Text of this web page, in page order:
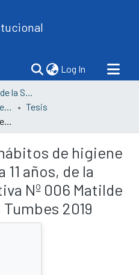
Log In (current)
Facultad de Ciencias de la Salud
Escuela Profesional de Enfermería
Tesis
Conocimientos y hábitos de higiene oral en niños de 9 a 11 años, de la institución educativa Nº 006 Matilde Avalos De Herrera, Tumbes 2019
de higiene
11 años, de la
Nº 006 Matilde
2019